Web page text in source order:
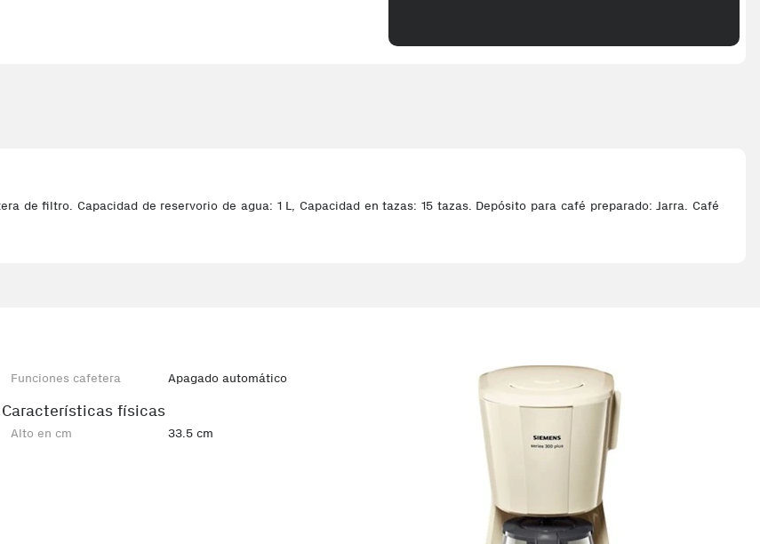
de filtro. Capacidad de reservorio de agua: 1 L, Capacidad en tazas: 15 tazas. Depósito para café preparado: Jarra. Café
Funciones cafetera Apagado automático
Características físicas
Alto en cm 33.5 cm